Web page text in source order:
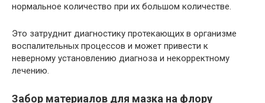
нормальное количество при их большом количестве.
Это затруднит диагностику протекающих в организме
воспалительных процессов и может привести к
неверному установлению диагноза и некорректному
лечению.
Забор материалов для мазка на флору